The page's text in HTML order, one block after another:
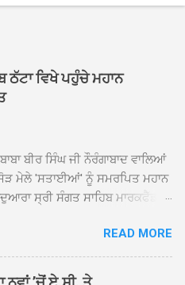
ਠੱਟਾ ਵਿਖੇ ਪਹੁੰਚੇ ਮਹਾਨ
ਬੀਰ ਸਿੰਘ ਜੀ ਨੌਰੰਗਾਬਾਦ ਵਾਲਿਆਂ
ਜੋੜ ਮੇਲੇ 'ਸਤਾਈਆਂ' ਨੂੰ ਸਮਰਪਿਤ ਮਹਾਨ
ਸ੍ਰੀ ਸੰਗਤ ਸਾਹਿਬ ਮਾਰਕਫੈੱਡ
ਪਿਆਰਿਆਂ ਦੀ ਅਗਵਾਈ ਵਿੱਚ
ਹੋ ਕੇ ਪਿੰਡ ਭਗਤਪੁਰ,
ਗੁਲਾਮ, ਮਜਾਦਪੁਰ, ਕੁੱਲੀਆਂ, ਰੱਤਾ ਨੌ
READ MORE